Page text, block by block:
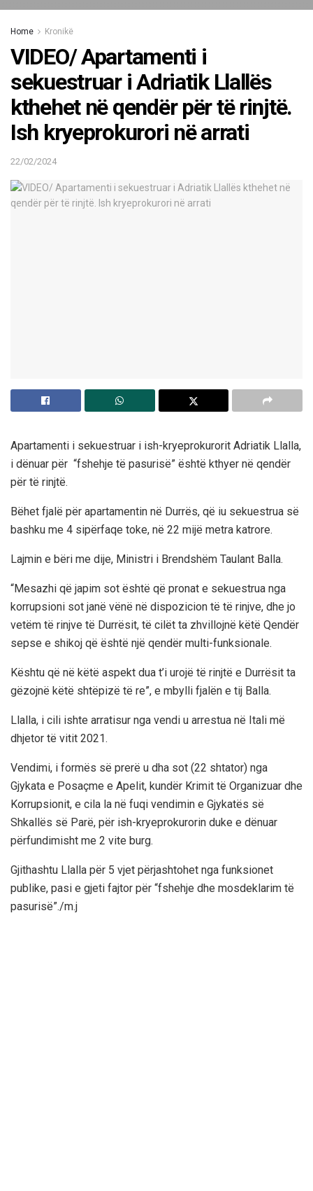
Home Kronikë
VIDEO/ Apartamenti i
sekuestruar i Adriatik Llallës
kthehet në qendër për të rinjtë.
Ish kryeprokurori në arrati
22/02/2024
Apartamenti i sekuestruar i ish-kryeprokurorit Adriatik Llalla,
i dënuar për “fshehje të pasurisë” është kthyer në qendër
për të rinjtë.
Bëhet fjalë për apartamentin në Durrës, që iu sekuestrua së
bashku me 4 sipërfaqe toke, në 22 mijë metra katrore.
Lajmin e bëri me dije, Ministri i Brendshëm Taulant Balla.
“Mesazhi që japim sot është që pronat e sekuestrua nga
korrupsioni sot janë vënë në dispozicion të të rinjve, dhe jo
vetëm të rinjve të Durrësit, të cilët ta zhvillojnë këtë Qendër
sepse e shikoj që është një qendër multi-funksionale.
Kështu që në këtë aspekt dua t’i urojë të rinjtë e Durrësit ta
gëzojnë këtë shtëpizë të re”, e mbylli fjalën e tij Balla.
Llalla, i cili ishte arratisur nga vendi u arrestua në Itali më
dhjetor të vitit 2021.
Vendimi, i formës së prerë u dha sot (22 shtator) nga
Gjykata e Posaçme e Apelit, kundër Krimit të Organizuar dhe
Korrupsionit, e cila la në fuqi vendimin e Gjykatës së
Shkallës së Parë, për ish-kryeprokurorin duke e dënuar
përfundimisht me 2 vite burg.
Gjithashtu Llalla për 5 vjet përjashtohet nga funksionet
publike, pasi e gjeti fajtor për “fshehje dhe mosdeklarim të
pasurisë”./m.j